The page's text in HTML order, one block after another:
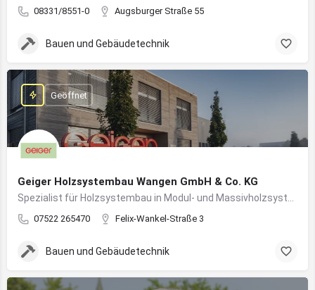
08331/8551-0 Augsburger Straße 55
Bauen und Gebäudetechnik
Geiger Holzsystembau Wangen GmbH & Co. KG
07522 265470 Felix-Wankel-Straße 3
Geöffnet
Bauen und Gebäudetechnik